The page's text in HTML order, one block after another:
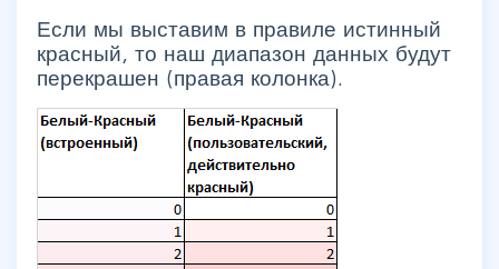
Если мы выставим в правиле истинный
красный, то наш диапазон данных будут
перекрашен (правая колонка).